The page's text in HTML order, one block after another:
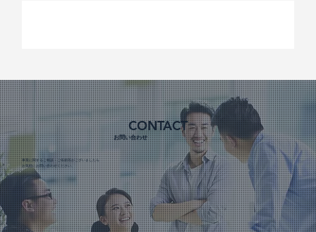
CONTACT
お問い合わせ
​事業に関するご相談・ご依頼等がございましたら
お気軽にお問い合わせください。